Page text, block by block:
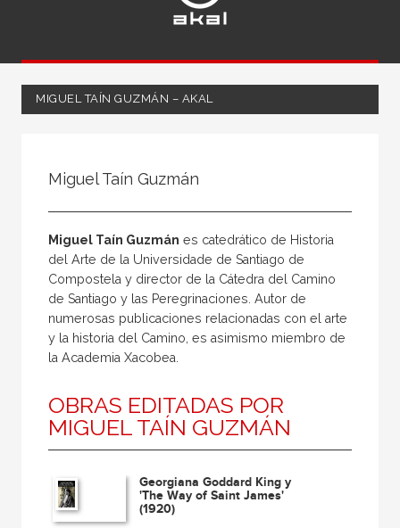
MIGUEL TAÍN GUZMÁN – AKAL
Coordinador
Editor
Editora
Escritor
Ilustrador
Prologuista
Traductora
Miguel Taín Guzmán
Miguel Taín Guzmán es catedrático de Historia
del Arte de la Universidade de Santiago de
Compostela y director de la Cátedra del Camino
de Santiago y las Peregrinaciones. Autor de
numerosas publicaciones relacionadas con el arte
y la historia del Camino, es asimismo miembro de
la Academia Xacobea.
OBRAS EDITADAS POR
MIGUEL TAÍN GUZMÁN
Georgiana Goddard King y
'The Way of Saint James'
(1920)